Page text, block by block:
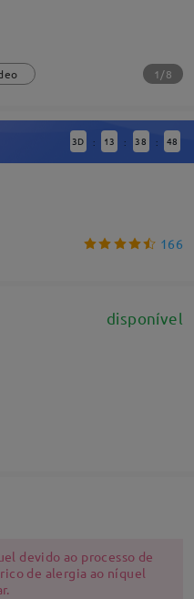
1/8
3D : 13 : 38 : 47
166
disponível
devido ao processo de
de alergia ao níquel